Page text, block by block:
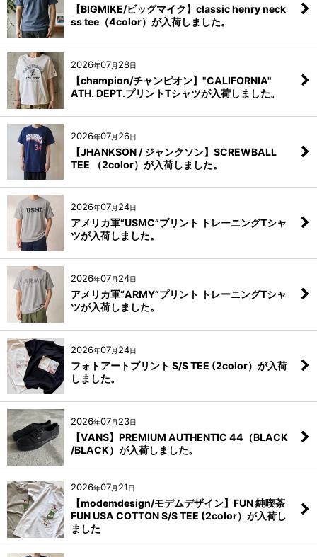
【BIGMIKE/ビッグマイク】classic henry neck
ss tee（4color）が入荷しました。
2026年07月 28日
【champion/チャンピオン】"CALIFORNIA"
ATH. DEPT.プリントTシャツが入荷しました。
2026年07月 26日
【JHANKSON / ジャンクソン】SCREWBALL
TEE （2color）が入荷しました。
2026年07月 24日
アメリカ軍“USMC”プリント トレーニングTシャ
ツが入荷しました。
2026年07月 24日
アメリカ軍“ARMY”プリント トレーニングTシャ
ツが入荷しました。
2026年07月 24日
フォトアートプリント S/S TEE (2color）が入荷
しました。
2026年07月 23日
【VANS】PREMIUM AUTHENTIC 44（BLACK
/BLACK）が入荷しました。
2026年07月 21日
【modemdesign/モデムデザイン】FUN 純喫茶
FUN USA COTTON S/S TEE (2color）が入荷し
ました